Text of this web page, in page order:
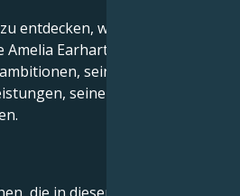
entdecken, wie die
Earharts kreatives
seine
seine Weisheit und